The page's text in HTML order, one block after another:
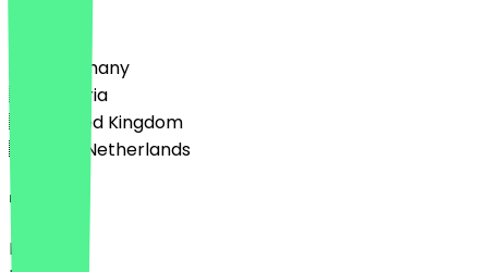
🇩🇪 Germany
🇦🇹 Austria
🇬🇧 United Kingdom
🇳🇱 The Netherlands
Language
Deutsch